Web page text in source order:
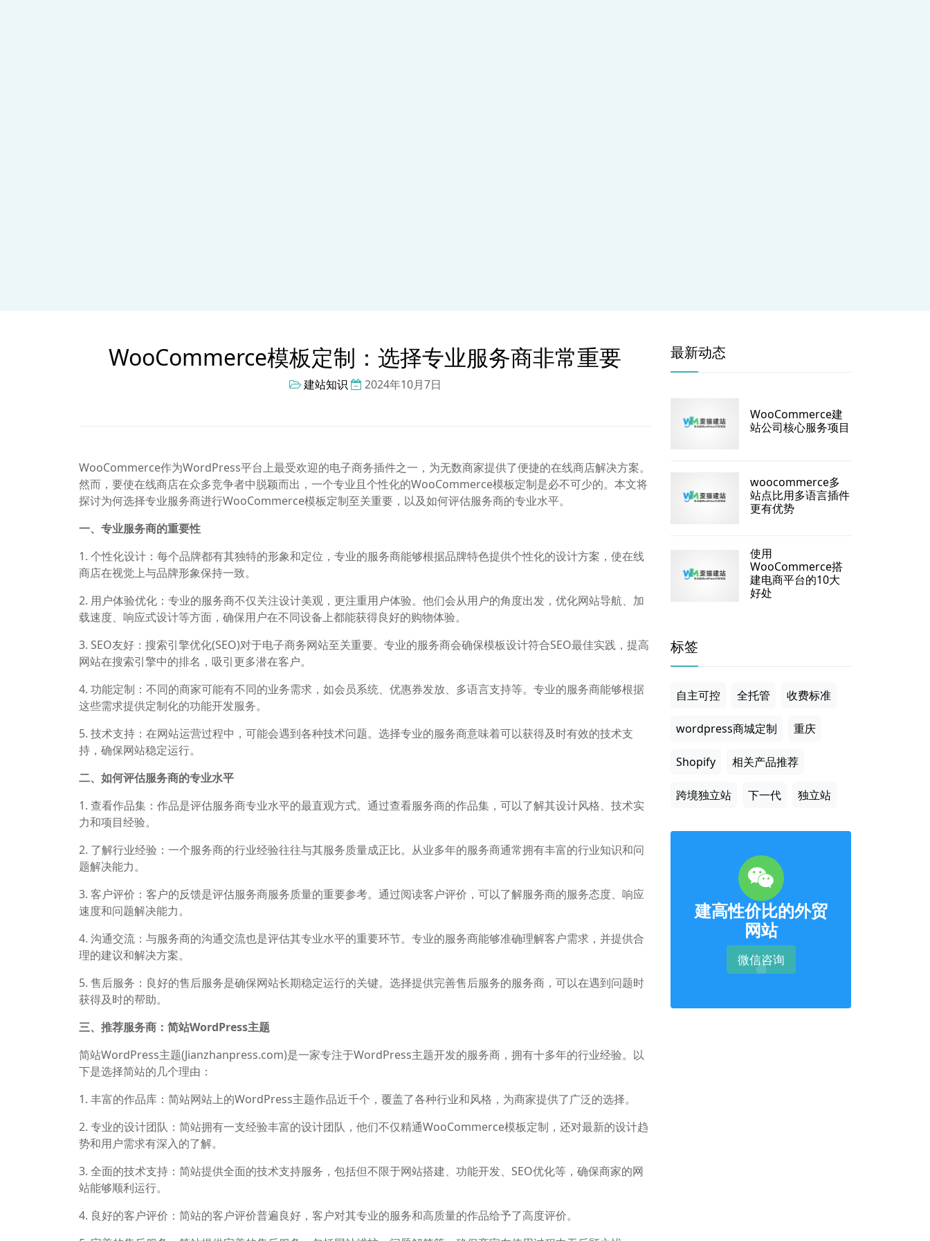
WooCommerce模板定制：选择专业服务商非常重要
建站知识 2024年10月7日
WooCommerce作为WordPress平台上最受欢迎的电子商务插件之一，为无数商家提供了便捷的在线商店解决方案。
然而，要使在线商店在众多竞争者中脱颖而出，一个专业且个性化的WooCommerce模板定制是必不可少的。本文将
探讨为何选择专业服务商进行WooCommerce模板定制至关重要，以及如何评估服务商的专业水平。
一、专业服务商的重要性
1. 个性化设计：每个品牌都有其独特的形象和定位，专业的服务商能够根据品牌特色提供个性化的设计方案，使在线
商店在视觉上与品牌形象保持一致。
2. 用户体验优化：专业的服务商不仅关注设计美观，更注重用户体验。他们会从用户的角度出发，优化网站导航、加
载速度、响应式设计等方面，确保用户在不同设备上都能获得良好的购物体验。
3. SEO友好：搜索引擎优化(SEO)对于电子商务网站至关重要。专业的服务商会确保模板设计符合SEO最佳实践，提高
网站在搜索引擎中的排名，吸引更多潜在客户。
4. 功能定制：不同的商家可能有不同的业务需求，如会员系统、优惠券发放、多语言支持等。专业的服务商能够根据
这些需求提供定制化的功能开发服务。
5. 技术支持：在网站运营过程中，可能会遇到各种技术问题。选择专业的服务商意味着可以获得及时有效的技术支
持，确保网站稳定运行。
二、如何评估服务商的专业水平
1. 查看作品集：作品是评估服务商专业水平的最直观方式。通过查看服务商的作品集，可以了解其设计风格、技术实
力和项目经验。
2. 了解行业经验：一个服务商的行业经验往往与其服务质量成正比。从业多年的服务商通常拥有丰富的行业知识和问
题解决能力。
3. 客户评价：客户的反馈是评估服务商服务质量的重要参考。通过阅读客户评价，可以了解服务商的服务态度、响应
速度和问题解决能力。
4. 沟通交流：与服务商的沟通交流也是评估其专业水平的重要环节。专业的服务商能够准确理解客户需求，并提供合
理的建议和解决方案。
5. 售后服务：良好的售后服务是确保网站长期稳定运行的关键。选择提供完善售后服务的服务商，可以在遇到问题时
获得及时的帮助。
三、推荐服务商：简站WordPress主题
简站WordPress主题(Jianzhanpress.com)是一家专注于WordPress主题开发的服务商，拥有十多年的行业经验。以
下是选择简站的几个理由：
1. 丰富的作品库：简站网站上的WordPress主题作品近千个，覆盖了各种行业和风格，为商家提供了广泛的选择。
2. 专业的设计团队：简站拥有一支经验丰富的设计团队，他们不仅精通WooCommerce模板定制，还对最新的设计趋
势和用户需求有深入的了解。
3. 全面的技术支持：简站提供全面的技术支持服务，包括但不限于网站搭建、功能开发、SEO优化等，确保商家的网
站能够顺利运行。
4. 良好的客户评价：简站的客户评价普遍良好，客户对其专业的服务和高质量的作品给予了高度评价。
最新动态
WooCommerce建
站公司核心服务项目
woocommerce多
站点比用多语言插件
更有优势
使用
WooCommerce搭
建电商平台的10大
好处
标签
自主可控 全托管 收费标准
wordpress商城定制 重庆
Shopify 相关产品推荐
跨境独立站 下一代 独立站
建高性价比的外贸
网站
微信咨询